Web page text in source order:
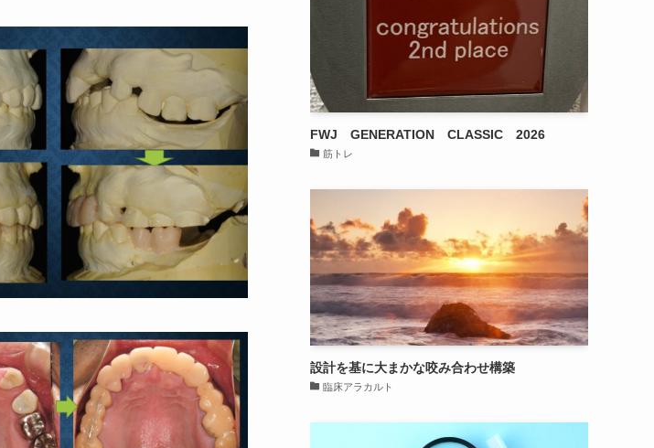
FWJ GENERATION CLASSIC 2026
筋トレ
設計を基に大まかな咬み合わせ構築
臨床アラカルト